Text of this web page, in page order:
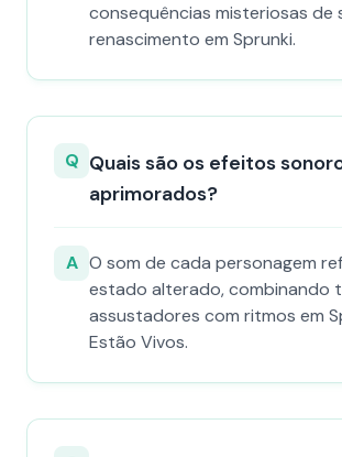
consequências misteriosas de
renascimento em Sprunki.
Q Quais são os efeitos
aprimorados?
A O som de cada personagem
estado alterado, combinando
assustadores com ritmos em
Estão Vivos.